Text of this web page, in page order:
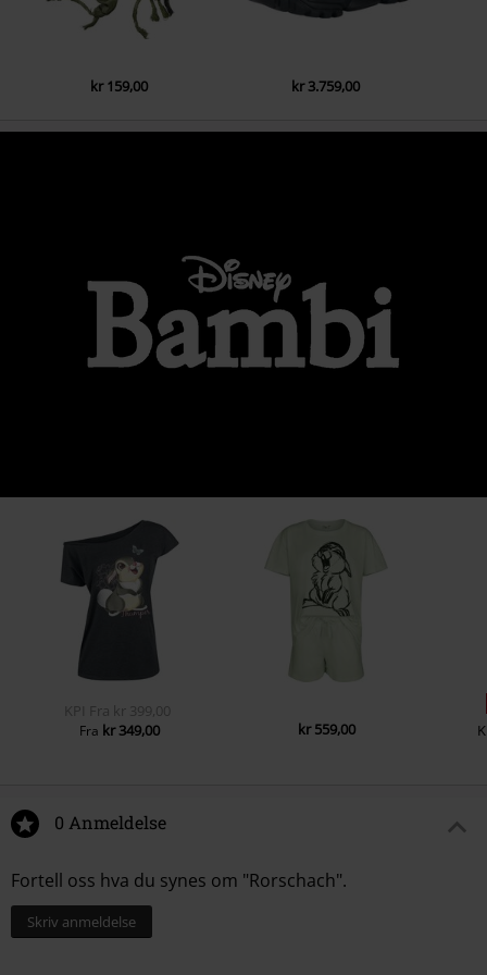
kr 159,00 kr 3.759,00
KPI Fra kr 399,00
Fra kr 349,00 kr 559,00
0 Anmeldelse
Fortell oss hva du synes om "Rorschach".
Skriv anmeldelse